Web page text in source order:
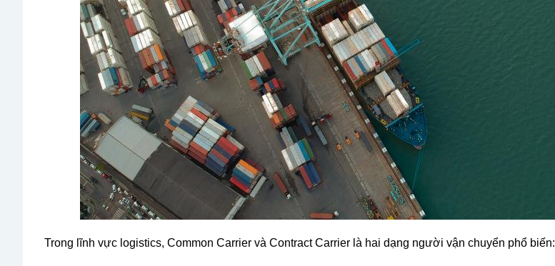
Trong lĩnh vực logistics, Common Carrier và Contract Carrier là hai dạng người vận chuyển phổ biến: